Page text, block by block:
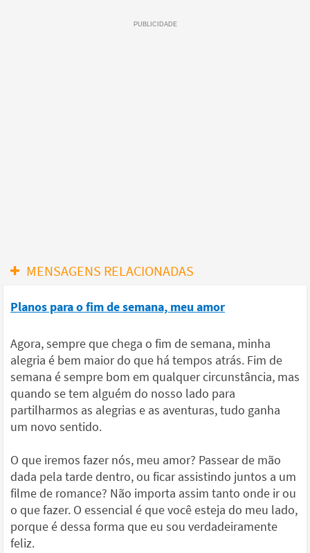
MENSAGENS RELACIONADAS
Planos para o fim de semana, meu amor
Agora, sempre que chega o fim de semana, minha
alegria é bem maior do que há tempos atrás. Fim de
semana é sempre bom em qualquer circunstância, mas
quando se tem alguém do nosso lado para
partilharmos as alegrias e as aventuras, tudo ganha
um novo sentido.
O que iremos fazer nós, meu amor? Passear de mão
dada pela tarde dentro, ou ficar assistindo juntos a um
filme de romance? Não importa assim tanto onde ir ou
o que fazer. O essencial é que você esteja do meu lado,
porque é dessa forma que eu sou verdadeiramente
feliz.